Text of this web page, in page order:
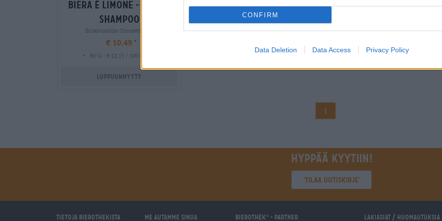
CONFIRM
Data Deletion Data Access Privacy Policy
biera é limone - festes
shampoo
Bulabuledda Cosmétiques
€ 10,49
-
80 G - € 13,11 / 100 G
Loppuunmyyty
1
Hyppää kyytiin!
'Tilaa uutiskirje'
Tietoja Bierothekista Me autamme sinua Bierothek - Partner Lakiasiat / Huomautuksia